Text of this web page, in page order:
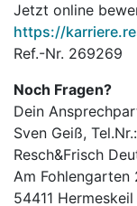
Jetzt online
https://
Ref.-Nr. 269269
Noch Fragen?
Dein
Sven Geiß,
Resch&Frisch
Am Fohlengarten
54411 Hermeskeil